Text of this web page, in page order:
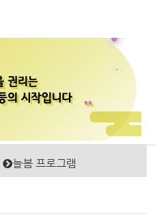
늘봄 프로그램